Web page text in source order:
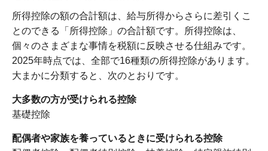
所得控除の額の合計額は、給与所得からさらに差引くこ
とのできる「所得控除」の合計額です。所得控除は、
個々のさまざまな事情を税額に反映させる仕組みです。
2025年時点では、全部で16種類の所得控除があります。
大まかに分類すると、次のとおりです。
大多数の方が受けられる控除
基礎控除
配偶者や家族を養っているときに受けられる控除